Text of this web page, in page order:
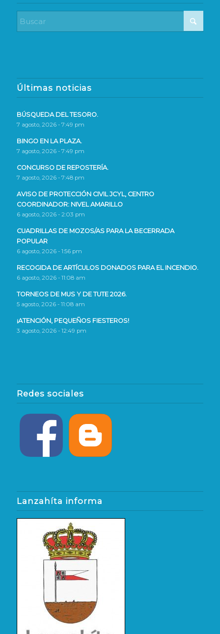
Últimas noticias
BÚSQUEDA DEL TESORO.
7 agosto, 2026 - 7:49 pm
BINGO EN LA PLAZA.
7 agosto, 2026 - 7:49 pm
CONCURSO DE REPOSTERÍA.
7 agosto, 2026 - 7:48 pm
AVISO DE PROTECCIÓN CIVIL JCYL, CENTRO
COORDINADOR: NIVEL AMARILLO
6 agosto, 2026 - 2:03 pm
CUADRILLAS DE MOZOS/AS PARA LA BECERRADA
POPULAR
6 agosto, 2026 - 1:56 pm
RECOGIDA DE ARTÍCULOS DONADOS PARA EL INCENDIO.
6 agosto, 2026 - 11:08 am
TORNEOS DE MUS Y DE TUTE 2026.
5 agosto, 2026 - 11:08 am
¡ATENCIÓN, PEQUEÑOS FIESTEROS!
3 agosto, 2026 - 12:49 pm
Redes sociales
Lanzahíta informa